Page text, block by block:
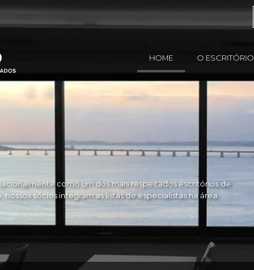
HOME O ESCRITÓRIO
como um dos mais respeitados escritórios de
sócios integram as listas de especialistas na área.